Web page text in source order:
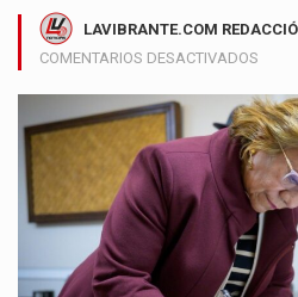
LAVIBRANTE.COM
COMENTARIOS DESACTIVADOS
ROSA
A
SU
VISA
DE